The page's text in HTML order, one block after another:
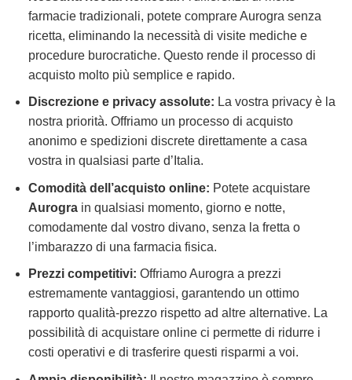
farmacie tradizionali, potete comprare Aurogra senza
ricetta, eliminando la necessità di visite mediche e
procedure burocratiche. Questo rende il processo di
acquisto molto più semplice e rapido.
Discrezione e privacy assolute: La vostra privacy è la
nostra priorità. Offriamo un processo di acquisto
anonimo e spedizioni discrete direttamente a casa
vostra in qualsiasi parte d’Italia.
Comodità dell’acquisto online: Potete acquistare
Aurograin qualsiasi momento, giorno e notte,
comodamente dal vostro divano, senza la fretta o
l’imbarazzo di una farmacia fisica.
Prezzi competitivi: Offriamo Aurogra a prezzi
estremamente vantaggiosi, garantendo un ottimo
rapporto qualità-prezzo rispetto ad altre alternative. La
possibilità di acquistare online ci permette di ridurre i
costi operativi e di trasferire questi risparmi a voi.